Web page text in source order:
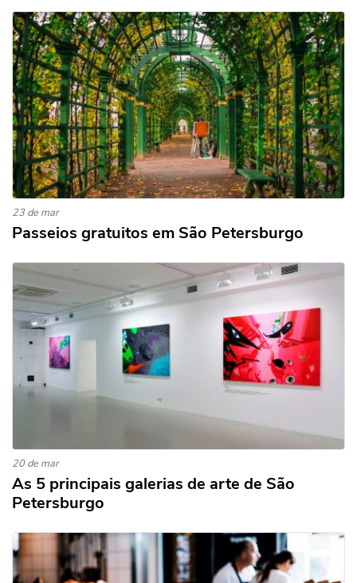
23 de mar
Passeios gratuitos em São Petersburgo
20 de mar
As 5 principais galerias de arte de São
Petersburgo